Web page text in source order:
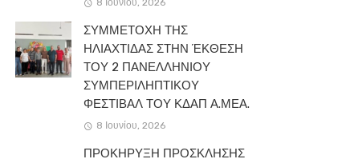
8 Ιουνίου, 2026
ΣΥΜΜΕΤΟΧΗ ΤΗΣ
ΗΛΙΑΧΤΙΔΑΣ ΣΤΗΝ ΈΚΘΕΣΗ
ΤΟΥ 2 ΠΑΝΕΛΛΗΝΙΟΥ
ΣΥΜΠΕΡΙΛΗΠΤΙΚΟΥ
ΦΕΣΤΙΒΑΛ ΤΟΥ ΚΔΑΠ Α.ΜΕΑ.
8 Ιουνίου, 2026
ΠΡΟΚΗΡΥΞΗ ΠΡΟΣΚΛΗΣΗΣ